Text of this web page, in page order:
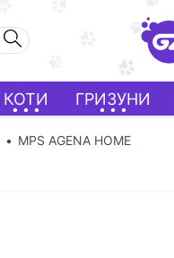
КОТИ ГРИЗУНИ
MPS AGENA HOME